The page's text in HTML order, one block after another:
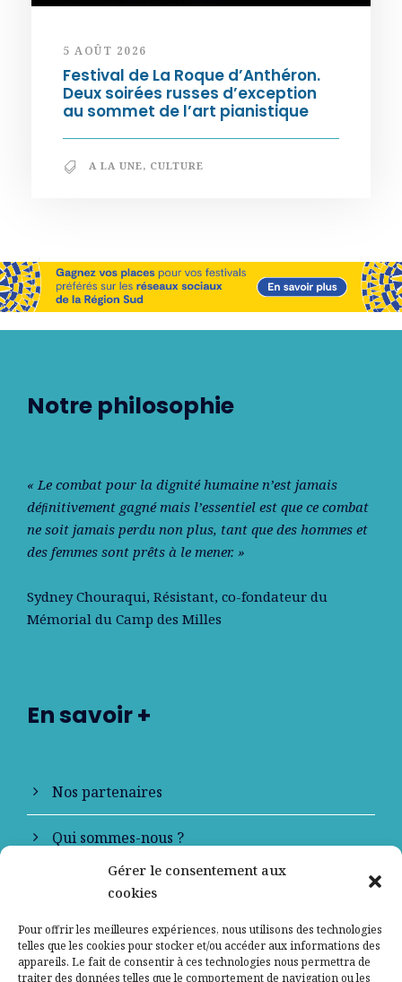
Gérer le consentement aux
cookies
Pour offrir les meilleures expériences, nous utilisons des technologies
telles que les cookies pour stocker et/ou accéder aux informations des
appareils. Le fait de consentir à ces technologies nous permettra de
traiter des données telles que le comportement de navigation ou les
5 AOÛT 2026
Festival de La Roque d’Anthéron.
Deux soirées russes d’exception
au sommet de l’art pianistique
A LA UNE, CULTURE
Notre philosophie
« Le combat pour la dignité humaine n’est jamais
déﬁnitivement gagné mais l’essentiel est que ce combat
ne soit jamais perdu non plus, tant que des hommes et
des femmes sont prêts à le mener. »
Sydney Chouraqui, Résistant, co-fondateur du
Mémorial du Camp des Milles
En savoir +
Nos partenaires
Qui sommes-nous ?
Contactez-nous
Mentions légales
Politique de confidentialité